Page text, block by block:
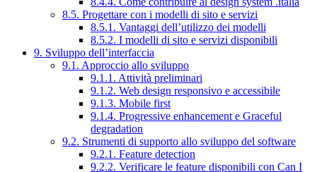
8.5. Progettare con i modelli di sito e servizi
8.5.1. Vantaggi dell’utilizzo dei modelli
8.5.2. I modelli di sito e servizi disponibili
9. Sviluppo dell’interfaccia
9.1. Approccio allo sviluppo
9.1.1. Attività preliminari
9.1.2. Web design responsivo e accessibile
9.1.3. Mobile first
9.1.4. Progressive enhancement e Graceful
degradation
9.2. Strumenti di supporto allo sviluppo del software
9.2.1. Feature detection
9.2.2. Verificare le feature disponibili con Can I